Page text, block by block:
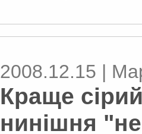
2008.12.15 |
Краще
нинішня